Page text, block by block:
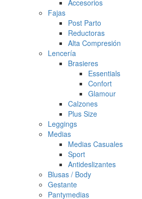
Accesorios
Fajas
Post Parto
Reductoras
Alta Compresión
Lencería
Brasieres
Essentials
Confort
Glamour
Calzones
Plus Size
Leggings
Medias
Medias Casuales
Sport
Antideslizantes
Blusas / Body
Gestante
Pantymedias